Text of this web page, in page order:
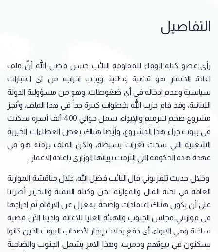
التفاصيل
رأى عضو كتلة الوفاء للمقاومة النائب حسن فضل الله أنّ ملف
اعادة الاعمار هو قضية وطنية ويجب اخراجه من اي اعتبارات
سياسية وعدم ادخاله في أي ضغوطات، وهو من مسؤولية الدولة
اللبنانية، وقد قام حزب الله بخطوات كبيرة جداً في هذا الملف، وأنجز
مشروع ضخم للترميم والإيواء، شمل حوالي 400 ألف أسرة سكنت
في بيوت جراء هذا المشروع، وأيضا هناك بعض العطاءات الخيرية
الشعبية التي سدت ثغرات بسيطة، ولكن الملف برمته هو في
عهدة هذه الحكومة التي التزمت ببيانها الوزاري باعادة الاعمار.
وخلال حديث تلفزيوني قال النائب فضل الله، خلال مناقشة الموازنة
العامة في لجنة المال والموازنة، نحن وكتلة التنمية والتحرير أصرينا
على أن يكون هناك اعتمادات واضحة بمعزل عن الارقام تم ادراجها
في موازنتي مجلس الجنوب والهيئة العليا للاغاثة، ولدينا الآن قضية
ساخنة وهي الايواء، أي دفع بدلات إيجار لأصحاب البيوت الذين كانوا
يسكنون في بيوتهم ودمرت، وهذا الامر يشمل الجنوب والضاحية